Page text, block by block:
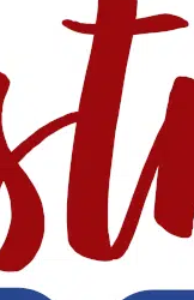
pero su labor